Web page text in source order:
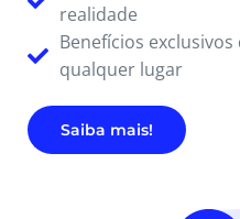
realidade
Benefícios
qualquer lugar
Saiba mais!